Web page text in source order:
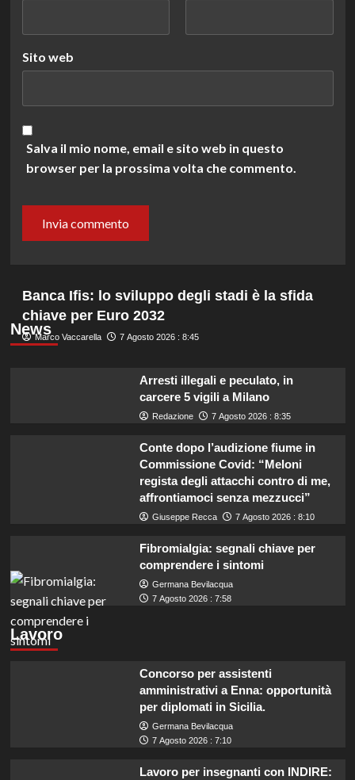
Sito web
Salva il mio nome, email e sito web in questo
browser per la prossima volta che commento.
News
Banca Ifis: lo sviluppo degli stadi è la sfida
chiave per Euro 2032
Marco Vaccarella 7 Agosto 2026 : 8:45
Arresti illegali e peculato, in
carcere 5 vigili a Milano
Redazione 7 Agosto 2026 : 8:35
Conte dopo l’audizione fiume in
Commissione Covid: “Meloni
regista degli attacchi contro di me,
affrontiamoci senza mezzucci”
Giuseppe Recca 7 Agosto 2026 : 8:10
Fibromialgia: segnali chiave per
comprendere i sintomi
Germana Bevilacqua
7 Agosto 2026 : 7:58
Lavoro
Concorso per assistenti
amministrativi a Enna: opportunità
per diplomati in Sicilia.
Germana Bevilacqua
7 Agosto 2026 : 7:10
Lavoro per insegnanti con INDIRE: